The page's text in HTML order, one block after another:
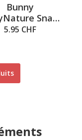
Bunny
Snack
de pissenlit
5.95 CHF